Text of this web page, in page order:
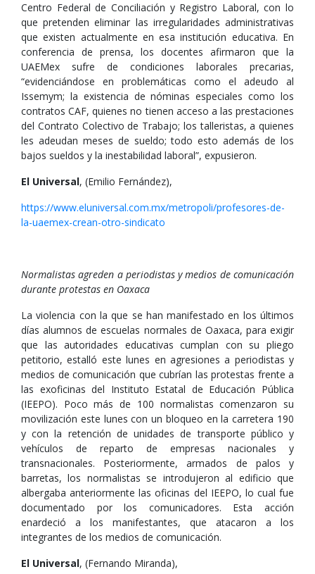
Centro Federal de Conciliación y Registro Laboral, con lo
que pretenden eliminar las irregularidades administrativas
que existen actualmente en esa institución educativa. En
conferencia de prensa, los docentes afirmaron que la
UAEMex sufre de condiciones laborales precarias,
“evidenciándose en problemáticas como el adeudo al
Issemym; la existencia de nóminas especiales como los
contratos CAF, quienes no tienen acceso a las prestaciones
del Contrato Colectivo de Trabajo; los talleristas, a quienes
les adeudan meses de sueldo; todo esto además de los
bajos sueldos y la inestabilidad laboral”, expusieron.
El Universal, (Emilio Fernández),
https://www.eluniversal.com.mx/metropoli/profesores-de-
la-uaemex-crean-otro-sindicato
Normalistas agreden a periodistas y medios de comunicación
durante protestas en Oaxaca
La violencia con la que se han manifestado en los últimos
días alumnos de escuelas normales de Oaxaca, para exigir
que las autoridades educativas cumplan con su pliego
petitorio, estalló este lunes en agresiones a periodistas y
medios de comunicación que cubrían las protestas frente a
las exoficinas del Instituto Estatal de Educación Pública
(IEEPO). Poco más de 100 normalistas comenzaron su
movilización este lunes con un bloqueo en la carretera 190
y con la retención de unidades de transporte público y
vehículos de reparto de empresas nacionales y
transnacionales. Posteriormente, armados de palos y
barretas, los normalistas se introdujeron al edificio que
albergaba anteriormente las oficinas del IEEPO, lo cual fue
documentado por los comunicadores. Esta acción
enardeció a los manifestantes, que atacaron a los
integrantes de los medios de comunicación.
El Universal, (Fernando Miranda),